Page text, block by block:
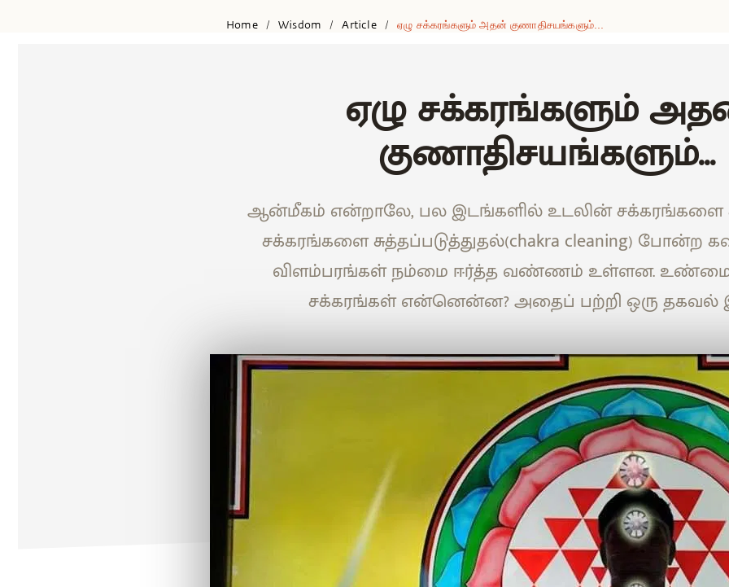
Home / Wisdom / Article / ஏழு சக்கரங்களும் அதன் குணாதிசயங்களும்...
ஏழு சக்கரங்களும்
குணாதிசயங்களும்...
ஆன்மீகம் என்றாலே, பல இடங்களில் உடலின் சக்கரங்களை
சக்கரங்களை சுத்தப்படுத்துதல்(chakra cleaning) போன்ற
விளம்பரங்கள் நம்மை ஈர்த்த வண்ணம் உள்ளன.
சக்கரங்கள் என்னென்ன? அதைப் பற்றி ஒரு தகவல்